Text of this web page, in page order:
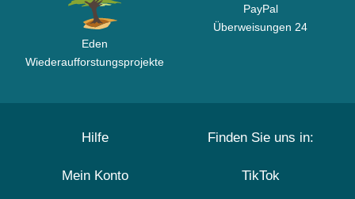
Eden
Wiederaufforstungsprojekte
PayPal
Überweisungen 24
Hilfe
Mein Konto
Finden Sie uns in:
TikTok